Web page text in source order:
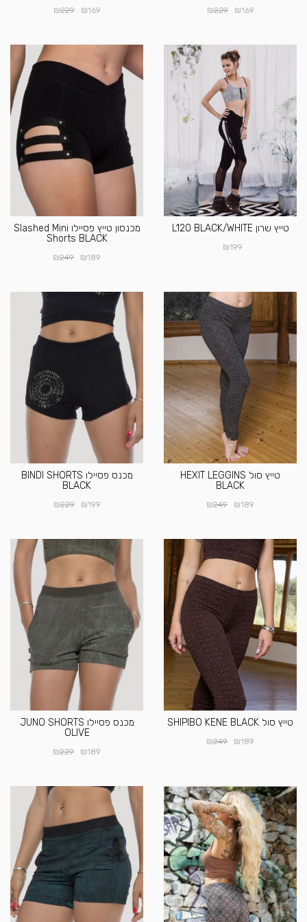
₪169
₪229
₪169
₪229
טייץ שרון L120 BLACK/WHITE
₪199
מכנסון טייץ פסיילו Slashed Mini
Shorts BLACK
₪189
₪249
טייץ סול HEXIT LEGGINS
BLACK
₪189
₪249
מכנס פסיילו BINDI SHORTS
BLACK
₪199
₪229
טייץ סול SHIPIBO KENE BLACK
₪189
₪249
מכנס פסיילו JUNO SHORTS
OLIVE
₪189
₪229